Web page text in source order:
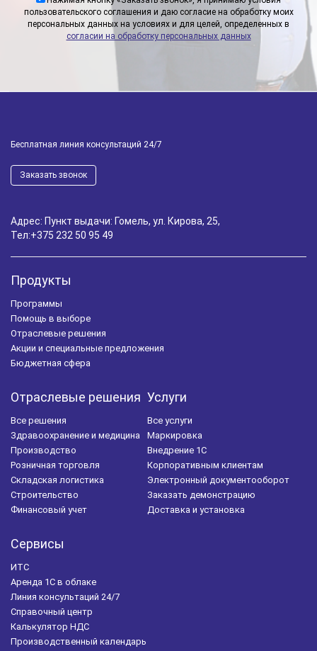
пользовательского соглашения и даю согласие на обработку моих
персональных данных на условиях и для целей, определенных в
согласии на обработку персональных данных
Бесплатная линия консультаций 24/7
Заказать звонок
Адрес: Пункт выдачи: Гомель, ул. Кирова, 25,
Тел:+375 232 50 95 49
Продукты
Программы
Помощь в выборе
Отраслевые решения
Акции и специальные предложения
Бюджетная сфера
Отраслевые решения
Все решения
Здравоохранение и медицина
Производство
Розничная торговля
Складская логистика
Строительство
Финансовый учет
Услуги
Все услуги
Маркировка
Внедрение 1С
Корпоративным клиентам
Электронный документооборот
Заказать демонстрацию
Доставка и установка
Сервисы
ИТС
Аренда 1С в облаке
Линия консультаций 24/7
Справочный центр
Калькулятор НДС
Производственный календарь